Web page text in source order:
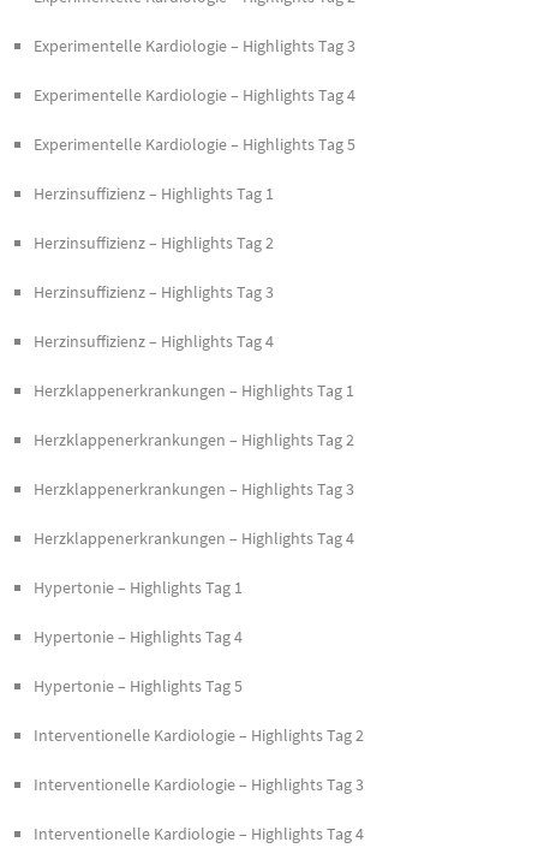
Experimentelle Kardiologie – Highlights Tag 3
Experimentelle Kardiologie – Highlights Tag 4
Experimentelle Kardiologie – Highlights Tag 5
Herzinsuffizienz – Highlights Tag 1
Herzinsuffizienz – Highlights Tag 2
Herzinsuffizienz – Highlights Tag 3
Herzinsuffizienz – Highlights Tag 4
Herzklappenerkrankungen – Highlights Tag 1
Herzklappenerkrankungen – Highlights Tag 2
Herzklappenerkrankungen – Highlights Tag 3
Herzklappenerkrankungen – Highlights Tag 4
Hypertonie – Highlights Tag 1
Hypertonie – Highlights Tag 4
Hypertonie – Highlights Tag 5
Interventionelle Kardiologie – Highlights Tag 2
Interventionelle Kardiologie – Highlights Tag 3
Interventionelle Kardiologie – Highlights Tag 4